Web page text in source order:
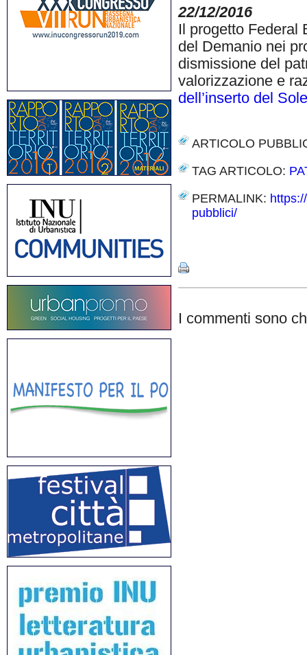
22/12/2016
Il progetto Federal
del Demanio nei
dismissione del
valorizzazione e
dell’inserto del
ARTICOLO
TAG ARTICOLO:
PERMALINK:
pubblici/
I commenti sono